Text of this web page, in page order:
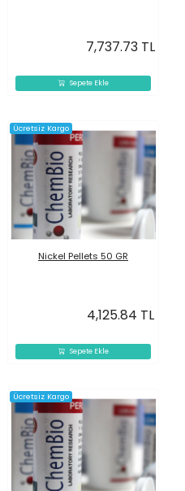
Sepete Ekle
7,737.73 TL
Ücretsiz Kargo
Sepete Ekle
Nickel Pellets 50 GR
4,125.84 TL
Ücretsiz Kargo